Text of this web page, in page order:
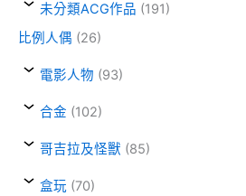
未分類ACG作品 (191)
比例人偶 (26)
電影人物 (93)
合金 (102)
哥吉拉及怪獸 (85)
盒玩 (70)